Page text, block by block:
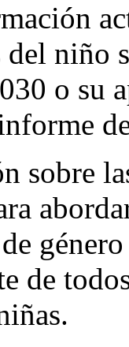
del niño
o su
sobre
de